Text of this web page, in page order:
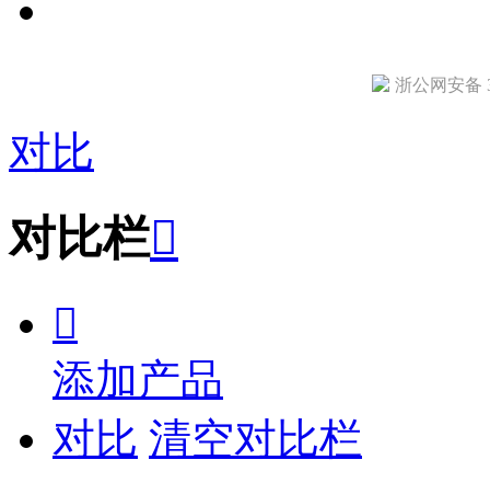
浙公网安备
对比
对比栏

添加产品
对比 清空对比栏